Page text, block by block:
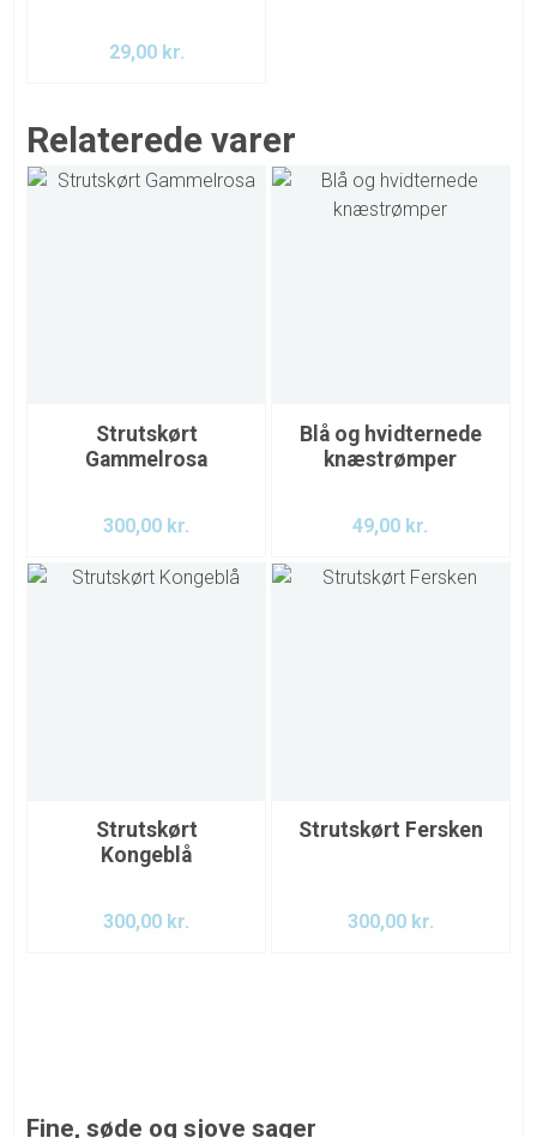
29,00 kr.
Relaterede varer
Strutskørt
Gammelrosa
300,00 kr.
Blå og hvidternede
knæstrømper
49,00 kr.
Strutskørt
Kongeblå
300,00 kr.
Strutskørt Fersken
300,00 kr.
Fine, søde og sjove sager